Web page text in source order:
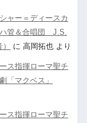
ー＝ディースカ
管＆合唱団 J.S.
に 高岡拓也 より
指揮ローマ聖チ
マクベス」
指揮ローマ聖チ